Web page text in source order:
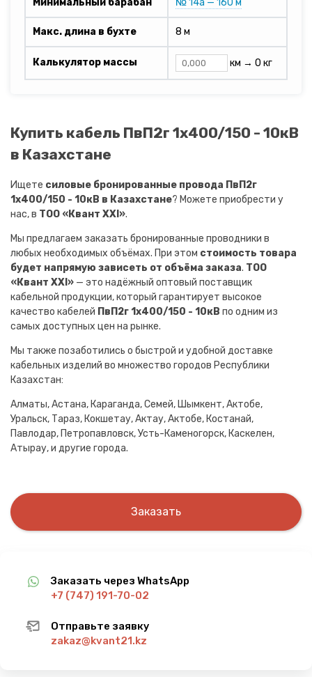
Минимальный барабан № 14а — 160 м
Макс. длина в бухте 8 м
Калькулятор массы км → 0 кг
Купить кабель ПвП2г 1х400/150 - 10кВ
в Казахстане
Ищете силовые бронированные провода ПвП2г
1х400/150 - 10кВ в Казахстане? Можете приобрести у
нас, в ТОО «Квант XXI».
Мы предлагаем заказать бронированные проводники в
любых необходимых объёмах. При этом стоимость товара
будет напрямую зависеть от объёма заказа. ТОО
«Квант XXI» — это надёжный оптовый поставщик
кабельной продукции, который гарантирует высокое
качество кабелей ПвП2г 1х400/150 - 10кВ по одним из
самых доступных цен на рынке.
Мы также позаботились о быстрой и удобной доставке
кабельных изделий во множество городов Республики
Казахстан:
Алматы, Астана, Караганда, Семей, Шымкент, Актобе,
Уральск, Тараз, Кокшетау, Актау, Актобе, Костанай,
Павлодар, Петропавловск, Усть-Каменогорск, Каскелен,
Атырау, и другие города.
Заказать
Заказать через WhatsApp
+7 (747) 191-70-02
Отправьте заявку
zakaz@kvant21.kz